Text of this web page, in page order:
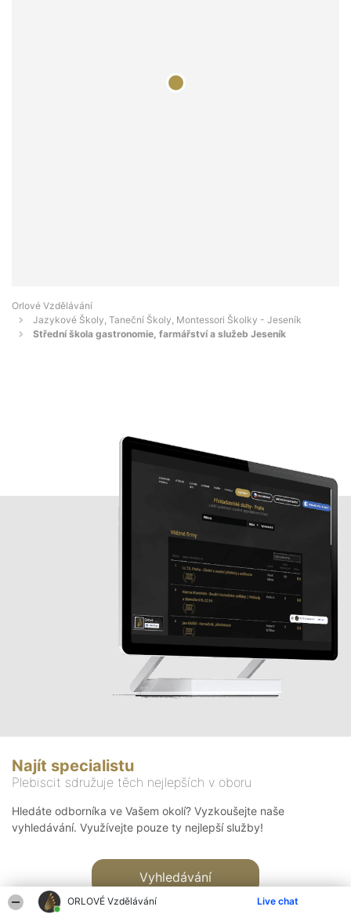
ORLOVÉ Vzdělávání Live chat
Orlové Vzdělávání
Jazykové Školy, Taneční Školy, Montessori Školky - Jeseník
Střední škola gastronomie, farmářství a služeb Jeseník
Najít specialistu
Plebiscit sdružuje těch nejlepších v oboru
Hledáte odborníka ve Vašem okolí? Vyzkoušejte naše
vyhledávání. Využívejte pouze ty nejlepší služby!
Vyhledávání